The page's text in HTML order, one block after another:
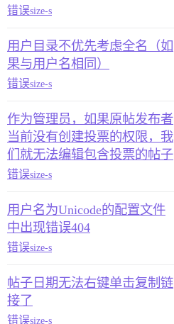
错误size-s
用户目录不优先考虑全名（如
果与用户名相同）
错误size-s
作为管理员，如果原帖发布者
当前没有创建投票的权限，我
们就无法编辑包含投票的帖子
错误size-s
用户名为Unicode的配置文件
中出现错误404
错误size-s
帖子日期无法右键单击复制链
接了
错误size-s